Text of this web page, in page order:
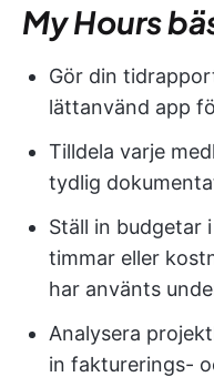
My Hours
Gör din
lättanvänd app
Tilldela varje
tydlig
Ställ in budgetar
timmar eller
har använts
Analysera
in fakturerings-